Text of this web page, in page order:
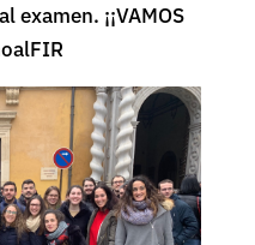
examen. ¡¡VAMOS